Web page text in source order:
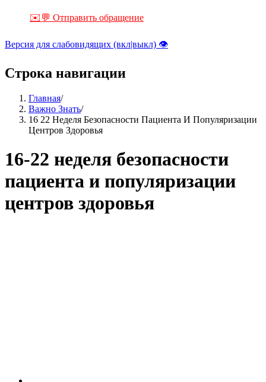
✉️💬 Отправить обращение
Версия для слабовидящих (вкл|выкл) 👁
Строка навигации
Главная/
Важно Знать/
16 22 Неделя Безопасности Пациента И Популяризации
Центров Здоровья
16-22 неделя безопасности
пациента и популяризации
центров здоровья